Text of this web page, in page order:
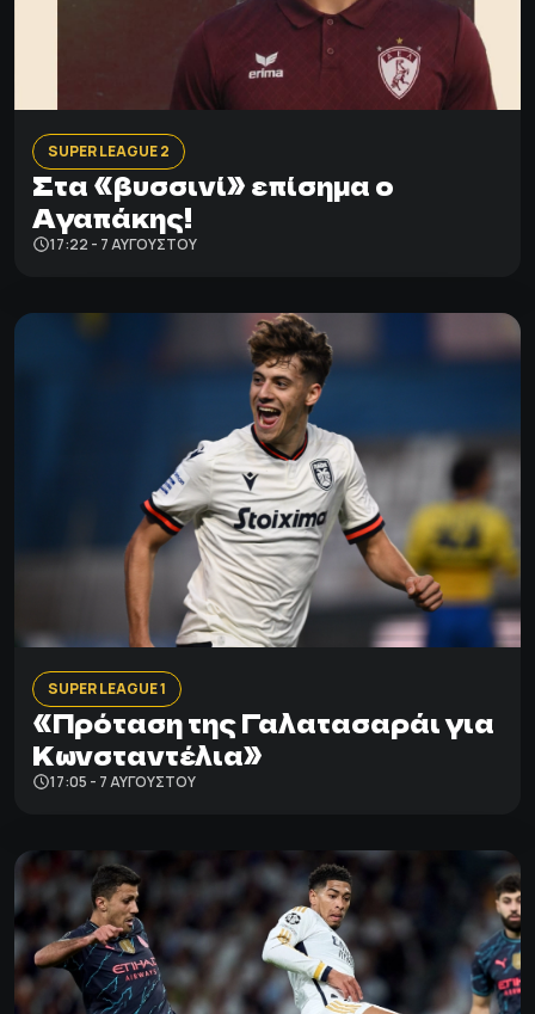
SUPER LEAGUE 2
Στα «βυσσινί» επίσημα ο
Αγαπάκης!
17:22 - 7 ΑΥΓΟΎΣΤΟΥ
SUPER LEAGUE 1
«Πρόταση της Γαλατασαράι για
Κωνσταντέλια»
17:05 - 7 ΑΥΓΟΎΣΤΟΥ